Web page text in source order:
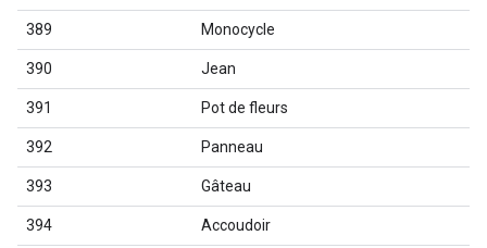
389 Monocycle
390 Jean
391 Pot de fleurs
392 Panneau
393 Gâteau
394 Accoudoir